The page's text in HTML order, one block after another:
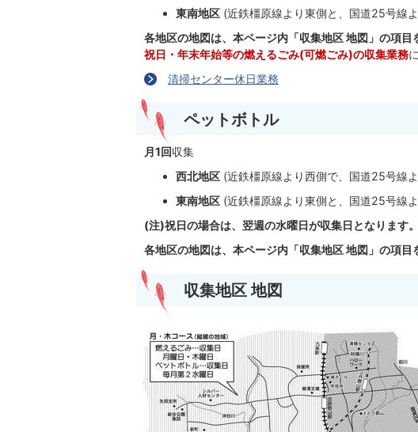
東南地区 (近鉄橿原線より東側と、国道25号線
各地区の地図は、本ページ内「収集地区 地図」の項目
祝日・年末年始等の燃えるごみ(可燃ごみ)の収集業務
清掃センター休日業務
ペットボトル
月1回収集
西北地区 (近鉄橿原線より西側で、国道25号線
東南地区 (近鉄橿原線より東側と、国道25号線
(注)祝日の場合は、翌週の水曜日が収集日となります。
各地区の地図は、本ページ内「収集地区 地図」の項目
収集地区 地図